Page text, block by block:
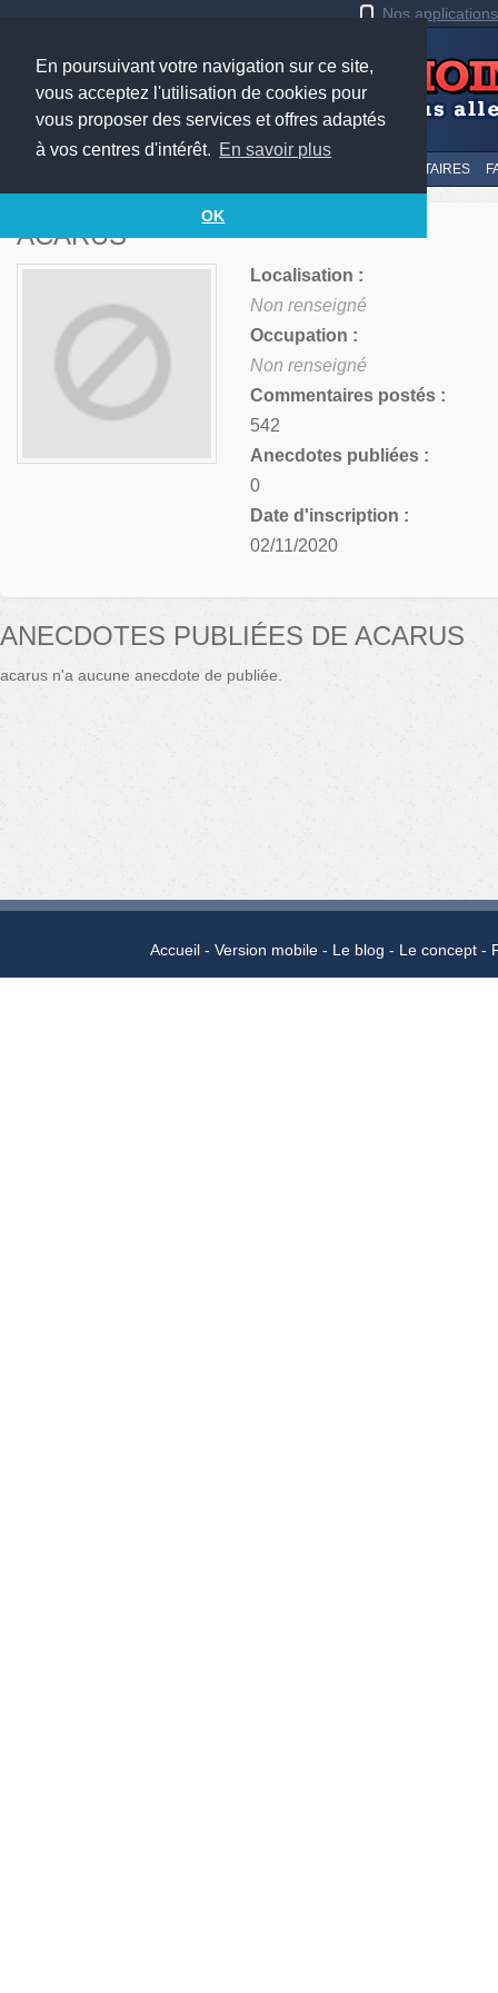
En poursuivant votre navigation sur ce site,
vous acceptez l'utilisation de cookies pour
vous proposer des services et offres adaptés
à vos centres d'intérêt. En savoir plus
OK
Nos
SUIVI DES COMMENTAIRES
ACARUS
Localisation :
Non renseigné
Occupation :
Non renseigné
Commentaires postés :
542
Anecdotes publiées :
0
Date d'inscription :
02/11/2020
ANECDOTES PUBLIÉES DE ACARUS
acarus n'a aucune anecdote de publiée.
Accueil Version mobile Le blog Le concept